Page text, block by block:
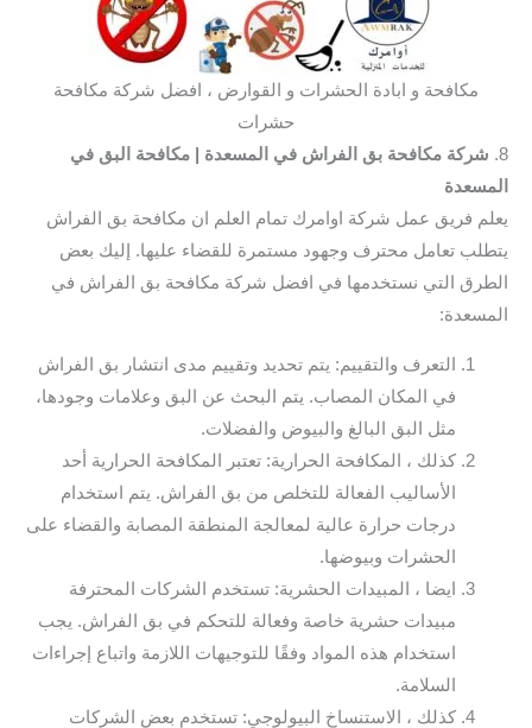
مكافحة و ابادة الحشرات و القوارض ، افضل شركة مكافحة
حشرات
8. شركة مكافحة بق الفراش في المسعدة
| مكافحة البق في
المسعدة
يعلم فريق عمل شركة اوامرك تمام العلم ان مكافحة بق الفراش
يتطلب تعامل محترف وجهود مستمرة للقضاء عليها. إليك بعض
الطرق التي نستخدمها في افضل شركة مكافحة بق الفراش في
المسعدة:
التعرف والتقييم: يتم تحديد وتقييم مدى انتشار بق الفراش
في المكان المصاب. يتم البحث عن البق وعلامات وجودها،
مثل البق البالغ والبيوض والفضلات.
كذلك ، المكافحة الحرارية: تعتبر المكافحة الحرارية أحد
الأساليب الفعالة للتخلص من بق الفراش. يتم استخدام
درجات حرارة عالية لمعالجة المنطقة المصابة والقضاء على
الحشرات وبيوضها.
ايضا ، المبيدات الحشرية: تستخدم الشركات المحترفة
مبيدات حشرية خاصة وفعالة للتحكم في بق الفراش. يجب
استخدام هذه المواد وفقًا للتوجيهات اللازمة واتباع إجراءات
السلامة.
كذلك ، الاستنساخ البيولوجي: تستخدم بعض الشركات